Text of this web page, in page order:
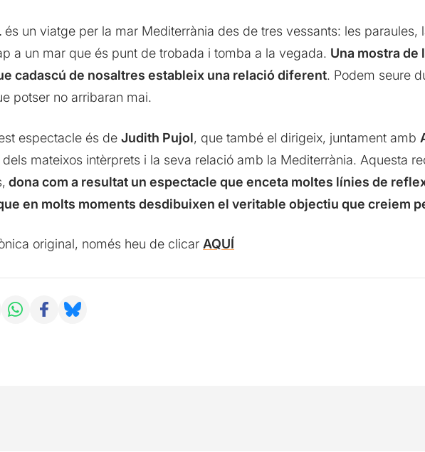
és un viatge per la mar Mediterrània des de tres vessants: les paraules,
a un mar que és punt de trobada i tomba a la vegada. Una mostra de
cadascú de nosaltres estableix una relació diferent. Podem seure
potser no arribaran mai.
espectacle és de Judith Pujol, que també el dirigeix, juntament amb
dels mateixos intèrprets i la seva relació amb la Mediterrània. Aquesta
dona com a resultat un espectacle que enceta moltes línies de
en molts moments desdibuixen el veritable objectiu que creiem
original, només heu de clicar AQUÍ